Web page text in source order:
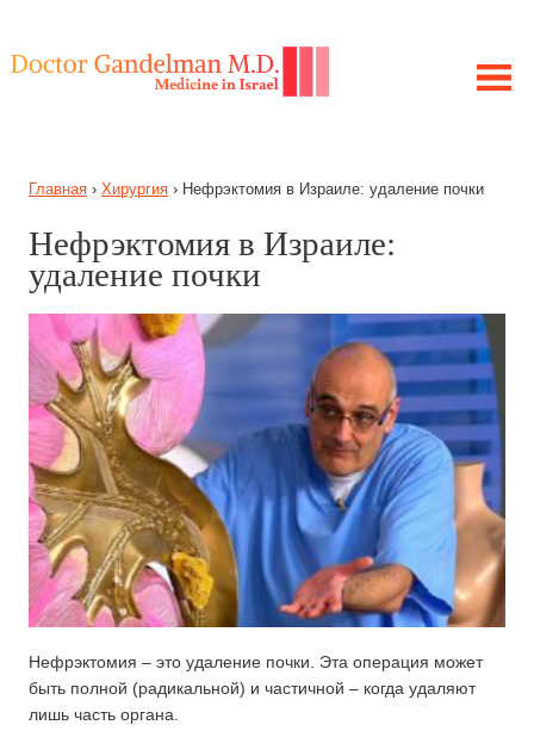
МОЯ ИСТОРИЯ
ПОЛУЧИТЕ КОНСУЛЬТАЦИЮ
СОВЕТЫ ГАНДЕЛЬМАНА
Главная › Хирургия › Нефрэктомия в Израиле: удаление почки
Нефрэктомия в Израиле:
удаление почки
Нефрэктомия – это удаление почки. Эта операция может
быть полной (радикальной) и частичной – когда удаляют
лишь часть органа.